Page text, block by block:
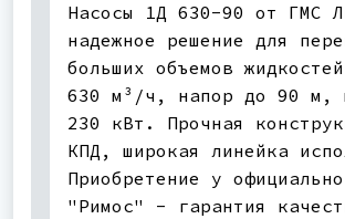
Насосы 1Д 630-90 от ГМС
надежное решение для
больших объемов
630 м³/ч, напор до 90 м,
230 кВт. Прочная
КПД, широкая линейка
Приобретение у
"Римос" - гарантия